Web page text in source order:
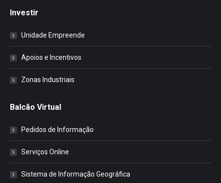
Investir
Unidade Empreende
Apoios e Incentivos
Zonas Industriais
Balcão Virtual
Pedidos de Informação
Serviços Online
Sistema de Informação Geográfica